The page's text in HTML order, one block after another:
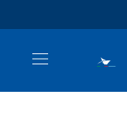
Salta al contenuto